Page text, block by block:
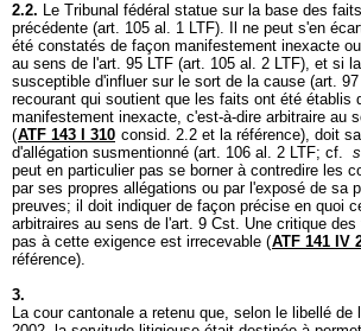
2.2. Le Tribunal fédéral statue sur la base des
précédente (art. 105 al. 1 LTF). Il ne peut s'en
été constatés de façon manifestement inexacte
au sens de l'art. 95 LTF (art. 105 al. 2 LTF), et si
susceptible d'influer sur le sort de la cause (art.
recourant qui soutient que les faits ont été établis
manifestement inexacte, c'est-à-dire arbitraire au
(ATF 143 I 310 consid. 2.2 et la référence), doit
d'allégation susmentionné (art. 106 al. 2 LTF; cf.
peut en particulier pas se borner à contredire les
par ses propres allégations ou par l'exposé de sa
preuves; il doit indiquer de façon précise en quoi
arbitraires au sens de l'art. 9 Cst. Une critique
pas à cette exigence est irrecevable (ATF 141 IV
référence).
3.
La cour cantonale a retenu que, selon le libellé de